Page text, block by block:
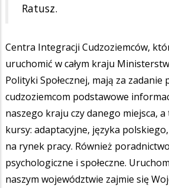
Ratusz.
Centra Integracji Cudzoziemców,
uruchomić w całym kraju
Polityki Społecznej, mają za zadanie
cudzoziemcom podstawowe
naszego kraju czy danego miejsca,
kursy: adaptacyjne, języka
na rynek pracy. Również
psychologiczne i społeczne.
naszym województwie zajmie się